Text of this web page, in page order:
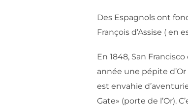
Des Espagnols ont
François d’Assise ( en
En 1848, San
année une pépite
est envahie
Gate» (porte de l’Or).